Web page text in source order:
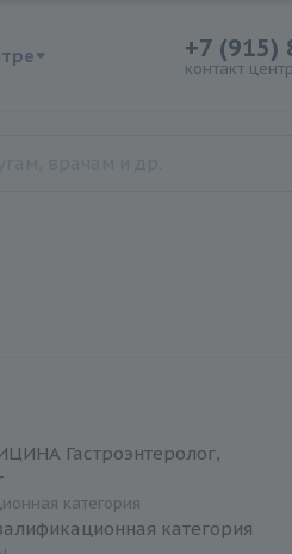
+7 (915)
контакт
Гастроэнтеролог,
категория
категория